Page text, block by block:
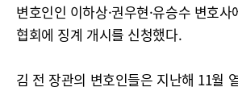
변호인인 이하상·권우현·유승수 변호
협회에 징계 개시를 신청했다.
김 전 장관의 변호인들은 지난해 11월